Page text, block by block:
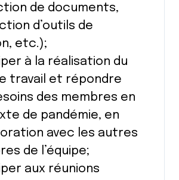
de documents,
d’outils de
etc.);
à la réalisation du
travail et répondre
des membres en
de pandémie, en
avec les autres
de l’équipe;
aux réunions